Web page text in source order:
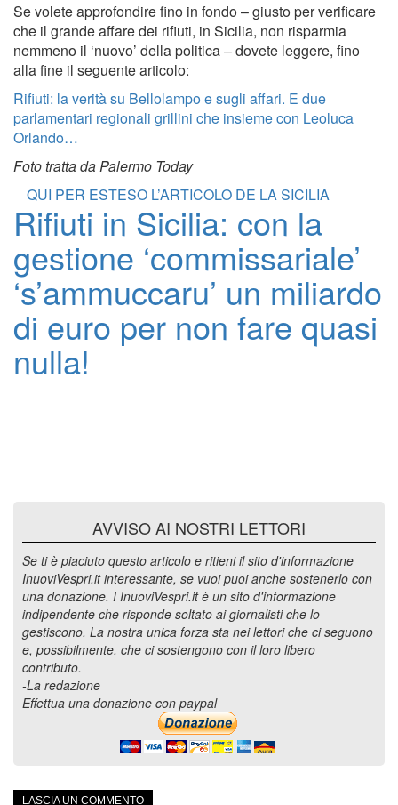
Se volete approfondire fino in fondo – giusto per verificare
che il grande affare dei rifiuti, in Sicilia, non risparmia
nemmeno il ‘nuovo’ della politica – dovete leggere, fino
alla fine il seguente articolo:
Rifiuti: la verità su Bellolampo e sugli affari. E due
parlamentari regionali grillini che insieme con Leoluca
Orlando…
Foto tratta da Palermo Today
QUI PER ESTESO L’ARTICOLO DE LA SICILIA
Rifiuti in Sicilia: con la
gestione ‘commissariale’
‘s’ammuccaru’ un miliardo
di euro per non fare quasi
nulla!
AVVISO AI NOSTRI LETTORI
Se ti è piaciuto questo articolo e ritieni il sito d'informazione
InuoviVespri.it interessante, se vuoi puoi anche sostenerlo con
una donazione. I InuoviVespri.it è un sito d'informazione
indipendente che risponde soltato ai giornalisti che lo
gestiscono. La nostra unica forza sta nei lettori che ci seguono
e, possibilmente, che ci sostengono con il loro libero
contributo.
-La redazione
Effettua una donazione con paypal
LASCIA UN COMMENTO